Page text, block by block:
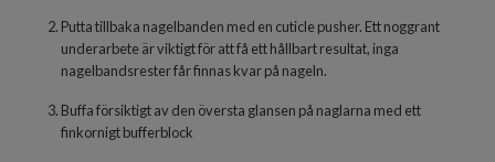
Putta tillbaka nagelbanden med en cuticle pusher. Ett noggrant
underarbete är viktigt för att få ett hållbart resultat, inga
nagelbandsrester får finnas kvar på nageln.
Buffa försiktigt av den översta glansen på naglarna med ett
finkornigt bufferblock